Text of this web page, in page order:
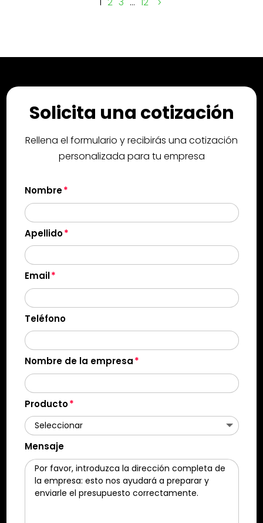
Solicita una cotización
Rellena el formulario y recibirás una cotización
personalizada para tu empresa
Nombre
Apellido
Email
Teléfono
Nombre de la empresa
Producto
Mensaje